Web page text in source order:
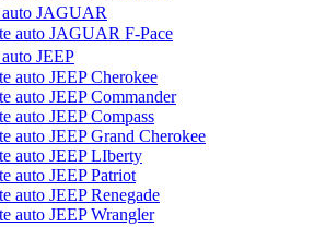
auto JAGUAR
auto JAGUAR F-Pace
JEEP
auto JEEP Cherokee
auto JEEP Commander
auto JEEP Compass
auto JEEP Grand Cherokee
auto JEEP LIberty
auto JEEP Patriot
auto JEEP Renegade
auto JEEP Wrangler